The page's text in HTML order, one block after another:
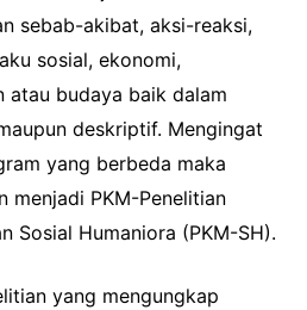
sebab-akibat, aksi-reaksi,
sosial, ekonomi,
atau budaya baik dalam
deskriptif. Mengingat
yang berbeda maka
menjadi PKM-Penelitian
Sosial Humaniora (PKM-SH).
yang mengungkap